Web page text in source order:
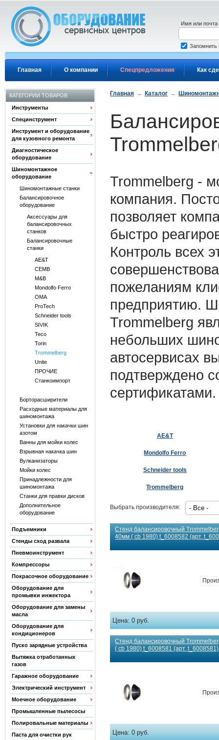
Главная О компании Спецпредложения Как
Имя или почта
Запомнить
КАТЕГОРИИ ТОВАРОВ
Инструменты
Специнструмент
Инструмент и оборудование
для кузовного ремонта
Диагностическое
оборудование
Шиномонтажное
оборудование
Шиномонтажные станки
Балансировочное
оборудование
Аксессуары для
балансировочных
станков
Балансировочные
станки
AE&T
CEMB
M&B
Mondolfo Ferro
OMA
ProTech
Schneider tools
SIVIK
Teco
Torin
Trommelberg
Unite
ПРОЧИЕ
Станкоимпорт
Борторасширители
Расходные материалы для
шиномонтажа
Установки для накачки шин
азотом
Ванны для мойки колес
Взрывная накачка шин
Вулканизаторы
Мойки колес
Принадлежности для
шиномонтажа
Станки для правки дисков
Дополнительное
оборудование
Подъемники
Стенды сход развала
Пневмоинструмент
Компрессоры
Покрасочное оборудование
Оборудование для
промывки инжектора
Оборудование для замены
масла
Оборудование для
кондиционеров
Пуско зарядные устройства
Вытяжка отработанных
газов
Гаражное оборудование
Электрический инструмент
Моечное оборудование
Промышленные пылесосы
Полировальные материалы
Паста для очистки рук
Главная → Каталог →
Trommelberg -
компания.
позволяет
быстро
Контроль всех
пожеланиям
предприятию.
Trommelberg
небольших
автосервисах
подтверждено
AE&T
Mondolfo Ferro
Schneider tools
Trommelberg
Выбрать производителя:
Стенд балансировочный
40мм ( cb 1980) t_6008582 (арт.
Цена: 0 руб.
Стенд балансировочный
( cb 1980) t_6008581 (арт. t_6008581)
Цена: 0 руб.